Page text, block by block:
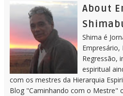
About
Shima é
Empresário,
Regressão,
espiritual
com os mestres da Hierarquia
Blog "Caminhando com o Mestre"